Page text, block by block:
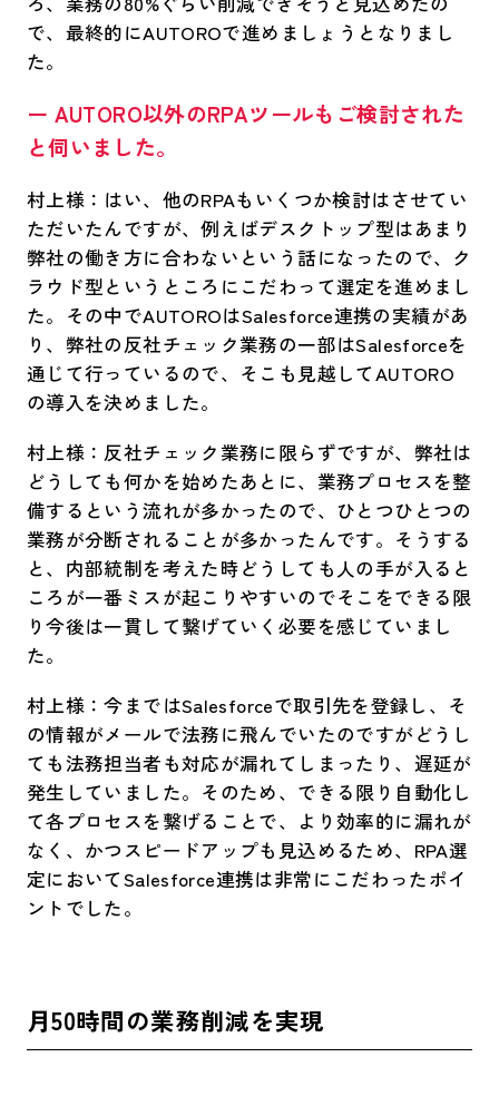
で、最終的にAUTOROで進めましょうとなりまし
た。
ー AUTORO以外のRPAツールもご検討された
と伺いました。
村上様：はい、他のRPAもいくつか検討はさせてい
ただいたんですが、例えばデスクトップ型はあまり
弊社の働き方に合わないという話になったので、ク
ラウド型というところにこだわって選定を進めまし
た。その中でAUTOROはSalesforce連携の実績があ
り、弊社の反社チェック業務の一部はSalesforceを
通じて行っているので、そこも見越してAUTORO
の導入を決めました。
村上様：反社チェック業務に限らずですが、弊社は
どうしても何かを始めたあとに、業務プロセスを整
備するという流れが多かったので、ひとつひとつの
業務が分断されることが多かったんです。そうする
と、内部統制を考えた時どうしても人の手が入ると
ころが一番ミスが起こりやすいのでそこをできる限
り今後は一貫して繋げていく必要を感じていまし
た。
村上様：今まではSalesforceで取引先を登録し、そ
の情報がメールで法務に飛んでいたのですがどうし
ても法務担当者も対応が漏れてしまったり、遅延が
発生していました。そのため、できる限り自動化し
て各プロセスを繋げることで、より効率的に漏れが
なく、かつスピードアップも見込めるため、RPA選
定においてSalesforce連携は非常にこだわったポイ
ントでした。
月50時間の業務削減を実現